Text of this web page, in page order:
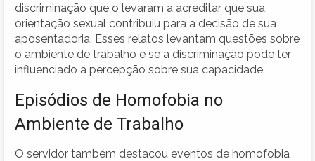
discriminação que o levaram a acreditar que sua
orientação sexual contribuiu para a decisão de sua
aposentadoria. Esses relatos levantam questões sobre
o ambiente de trabalho e se a discriminação pode ter
influenciado a percepção sobre sua capacidade.
Episódios de Homofobia no
Ambiente de Trabalho
O servidor também destacou eventos de homofobia